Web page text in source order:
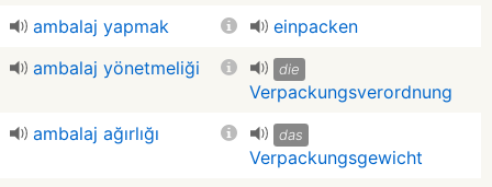
ambalaj yapmak
einpacken
ambalaj yönetmeliği
die
Verpackungsverordnung
ambalaj ağırlığı
das
Verpackungsgewicht